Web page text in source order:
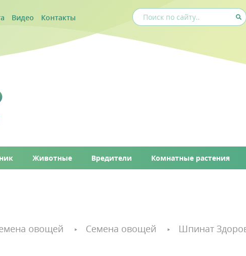
Видео Контакты
Животные Вредители Комнатные растения
овощей Семена овощей Шпинат